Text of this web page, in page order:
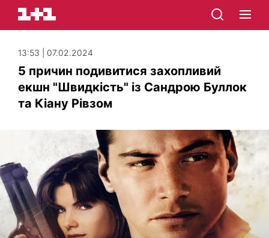
13:53 | 07.02.2024
5 причин подивитися захопливий
екшн "Швидкість" із Сандрою Буллок
та Кіану Рівзом